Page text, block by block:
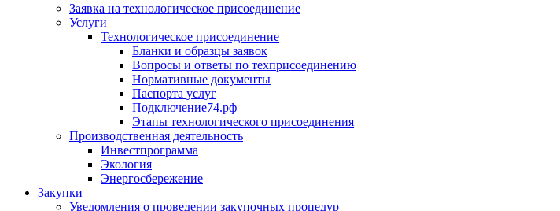
Заявка на технологическое присоединение
Услуги
Технологическое присоединение
Бланки и образцы заявок
Вопросы и ответы по техприсоединению
Нормативные документы
Паспорта услуг
Подключение74.рф
Этапы технологического присоединения
Производственная деятельность
Инвестпрограмма
Экология
Энергосбережение
Закупки
Уведомления о проведении закупочных процедур